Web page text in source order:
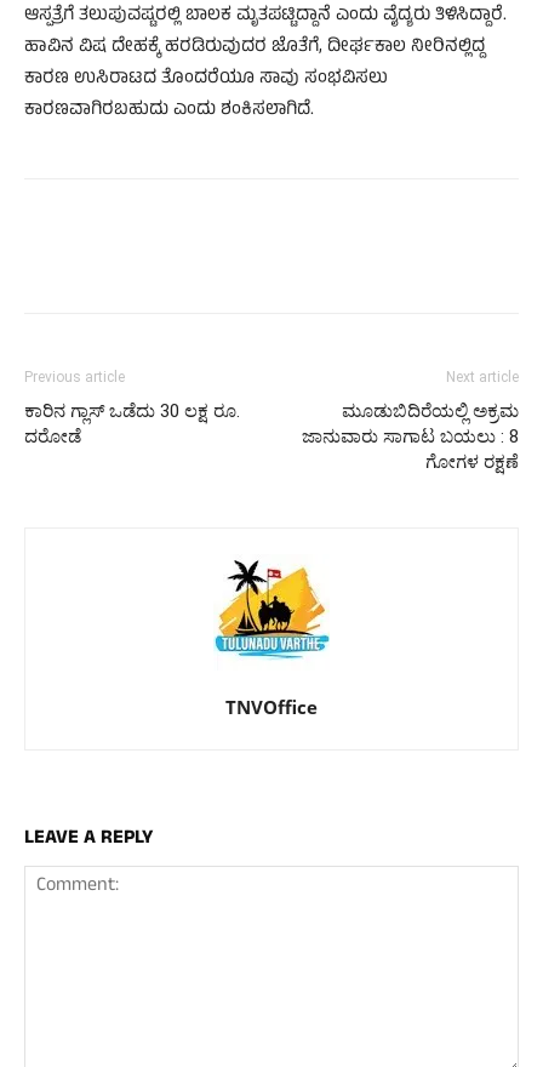
ಆಸ್ಪತ್ರೆಗೆ ತಲುಪುವಷ್ಟರಲ್ಲಿ ಬಾಲಕ ಮೃತಪಟ್ಟಿದ್ದಾನೆ ಎಂದು ವೈದ್ಯರು ತಿಳಿಸಿದ್ದಾರೆ.
ಹಾವಿನ ವಿಷ ದೇಹಕ್ಕೆ ಹರಡಿರುವುದರ ಜೊತೆಗೆ, ದೀರ್ಘಕಾಲ ನೀರಿನಲ್ಲಿದ್ದ
ಕಾರಣ ಉಸಿರಾಟದ ತೊಂದರೆಯೂ ಸಾವು ಸಂಭವಿಸಲು
ಕಾರಣವಾಗಿರಬಹುದು ಎಂದು ಶಂಕಿಸಲಾಗಿದೆ.
Previous article
ಕಾರಿನ ಗ್ಲಾಸ್ ಒಡೆದು 30 ಲಕ್ಷ ರೂ.
ದರೋಡೆ
Next article
ಮೂಡುಬಿದಿರೆಯಲ್ಲಿ ಅಕ್ರಮ
ಜಾನುವಾರು ಸಾಗಾಟ ಬಯಲು : 8
ಗೋಗಳ ರಕ್ಷಣೆ
TNVOffice
LEAVE A REPLY